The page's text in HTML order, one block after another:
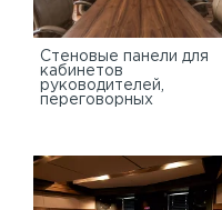
Стеновые панели для
кабинетов
руководителей,
переговорных